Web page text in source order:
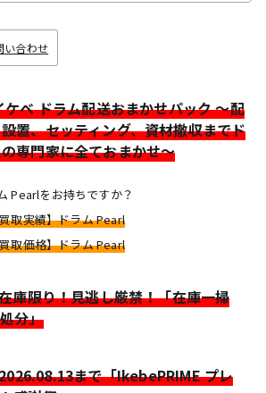
い合わせ
ケベ ドラム配送おまかせパック ～配
置、セッティング、資材撤収までド
専門家に全ておまかせ～
Pearlをお持ちですか？
取実績】ドラム Pearl
取価格】ドラム Pearl
庫限り！見逃し厳禁！「在庫一掃
分」
まで「IkebePRIME プレ